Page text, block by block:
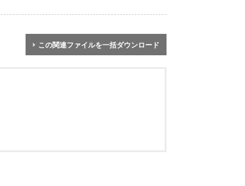
この関連ファイルを一括ダウンロード